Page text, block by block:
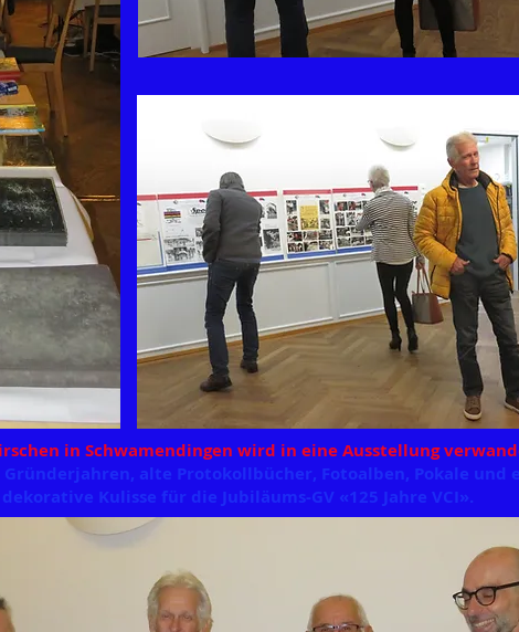
in Schwamendingen wird in eine Ausstellung
Gründerjahren, alte Protokollbücher, Fotoalben, Pokale und
Kulisse für die Jubiläums-GV «125 Jahre VCI».